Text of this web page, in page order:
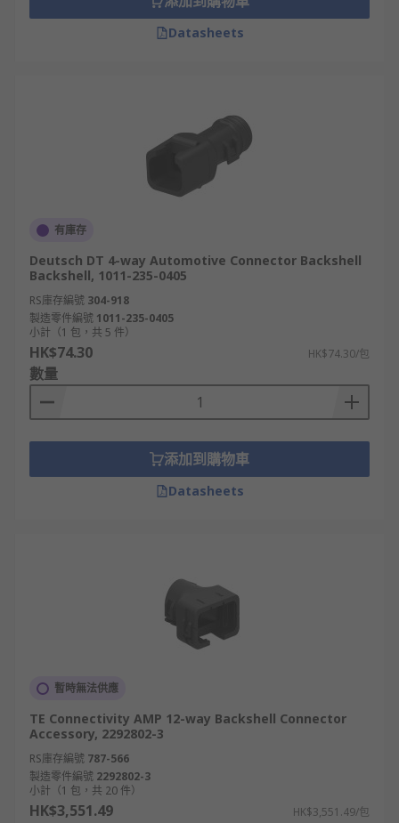
Datasheets
有庫存
Deutsch DT 4-way Automotive Connector Backshell
Backshell, 1011-235-0405
RS庫存編號 304-918
製造零件編號 1011-235-0405
小計（1 包，共 5 件）
HK$74.30 HK$74.30/包
數量
添加到購物車
Datasheets
暫時無法供應
TE Connectivity AMP 12-way Backshell Connector
Accessory, 2292802-3
RS庫存編號 787-566
製造零件編號 2292802-3
小計（1 包，共 20 件）
HK$3,551.49 HK$3,551.49/包